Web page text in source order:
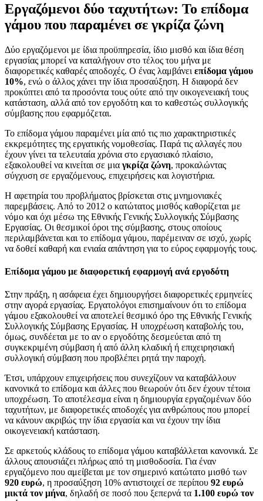
Εργαζόμενοι δύο ταχυτήτων: Το επίδομα
γάμου που παραμένει σε γκρίζα ζώνη
Δύο εργαζόμενοι με ίδια προϋπηρεσία, ίδιο μισθό και ίδια θέση
εργασίας μπορεί να καταλήγουν στο τέλος του μήνα με
διαφορετικές καθαρές αποδοχές. Ο ένας λαμβάνει επίδομα γάμου
10%, ενώ ο άλλος χάνει την ίδια προσαύξηση. Η διαφορά δεν
προκύπτει από τα προσόντα τους ούτε από την οικογενειακή τους
κατάσταση, αλλά από τον εργοδότη και το καθεστώς συλλογικής
σύμβασης που εφαρμόζεται.
Το επίδομα γάμου παραμένει μία από τις πιο χαρακτηριστικές
εκκρεμότητες της εργατικής νομοθεσίας. Παρά τις αλλαγές που
έχουν γίνει τα τελευταία χρόνια στο εργασιακό πλαίσιο,
εξακολουθεί να κινείται σε μια γκρίζα ζώνη, προκαλώντας
σύγχυση σε εργαζόμενους, επιχειρήσεις και λογιστήρια.
Η αφετηρία του προβλήματος βρίσκεται στις μνημονιακές
παρεμβάσεις. Από το 2012 ο κατώτατος μισθός καθορίζεται με
νόμο και όχι μέσω της Εθνικής Γενικής Συλλογικής Σύμβασης
Εργασίας. Οι θεσμικοί όροι της σύμβασης, στους οποίους
περιλαμβάνεται και το επίδομα γάμου, παρέμειναν σε ισχύ, χωρίς
να δοθεί καθαρή και ενιαία απάντηση για το εύρος εφαρμογής τους.
Επίδομα γάμου με διαφορετική εφαρμογή ανά εργοδότη
Στην πράξη, η ασάφεια έχει δημιουργήσει διαφορετικές ερμηνείες
στην αγορά εργασίας. Εργατολόγοι επισημαίνουν ότι το επίδομα
γάμου εξακολουθεί να αποτελεί θεσμικό όρο της Εθνικής Γενικής
Συλλογικής Σύμβασης Εργασίας. Η υποχρέωση καταβολής του,
όμως, συνδέεται με το αν ο εργοδότης δεσμεύεται από τη
συγκεκριμένη σύμβαση ή από άλλη κλαδική ή επιχειρησιακή
συλλογική σύμβαση που προβλέπει ρητά την παροχή.
Έτσι, υπάρχουν επιχειρήσεις που συνεχίζουν να καταβάλλουν
κανονικά το επίδομα και άλλες που θεωρούν ότι δεν έχουν τέτοια
υποχρέωση. Το αποτέλεσμα είναι η δημιουργία εργαζομένων δύο
ταχυτήτων, με διαφορετικές αποδοχές για ανθρώπους που μπορεί
να κάνουν ακριβώς την ίδια εργασία και να έχουν την ίδια
οικογενειακή κατάσταση.
Σε αρκετούς κλάδους το επίδομα γάμου καταβάλλεται κανονικά. Σε
άλλους απουσιάζει πλήρως από τη μισθοδοσία. Για έναν
εργαζόμενο που αμείβεται με τον σημερινό κατώτατο μισθό των
920 ευρώ, η προσαύξηση 10% αντιστοιχεί σε περίπου 92 ευρώ
μικτά τον μήνα, δηλαδή σε ποσό που ξεπερνά τα 1.100 ευρώ τον